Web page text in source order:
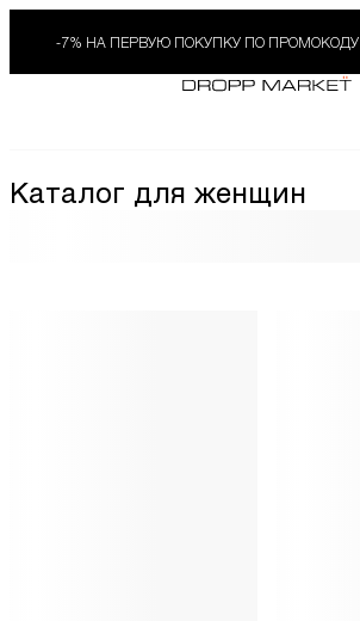
-7% НА ПЕРВУЮ ПОКУПКУ ПО ПРОМОКОДУ
Каталог для женщин